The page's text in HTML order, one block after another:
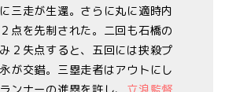
三走が生還。さらに丸に適時内
点を先制された。二回も石橋の
２失点すると、五回には挟殺プ
が交錯。三塁走者はアウトにし